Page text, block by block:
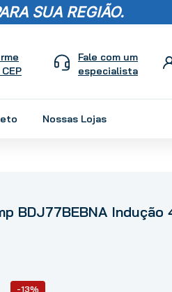
SUA REGIÃO.
Fale com um
especialista
Nossas Lojas
BDJ77BEBNA Indução
-13%